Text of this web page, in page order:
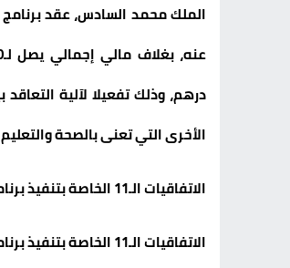
درهم، وذلك تفعيلا لآلية
الأخرى التي تعنى بالصحة
الاتفاقيات الـ11 الخاصة بتنفيذ برنامج التنمية المندمجة لجهة الداخلة وادي الذهب 2016 – 2021:
الاتفاقيات الـ11 الخاصة بتنفيذ برنامج التنمية المندمجة لجهة الداخلة وادي الذهب 2016 – 2021: (DR)